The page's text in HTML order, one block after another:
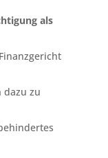
als
dazu zu